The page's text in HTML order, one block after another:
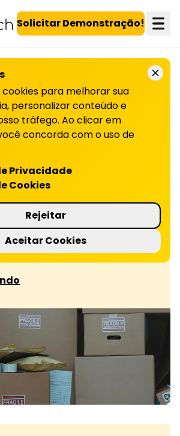
Solicitar Demonstração!
todos os artigos!
distribuidores com IA
churn e aumentar a
Veja como
canal com dados e estratégias
cookies para melhorar sua
personalizar conteúdo e
tráfego. Ao clicar em
concorda com o uso de
Privacidade
Cookies
Rejeitar
Aceitar Cookies